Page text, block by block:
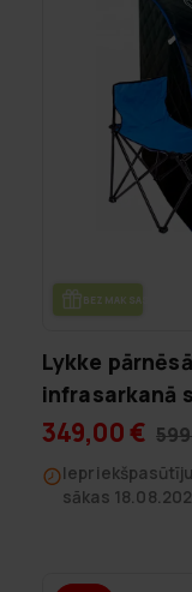
BEZ­MAK­SAS PIE­GĀ­DE
Lykke
infrasarkanā
349,00 €
sākas